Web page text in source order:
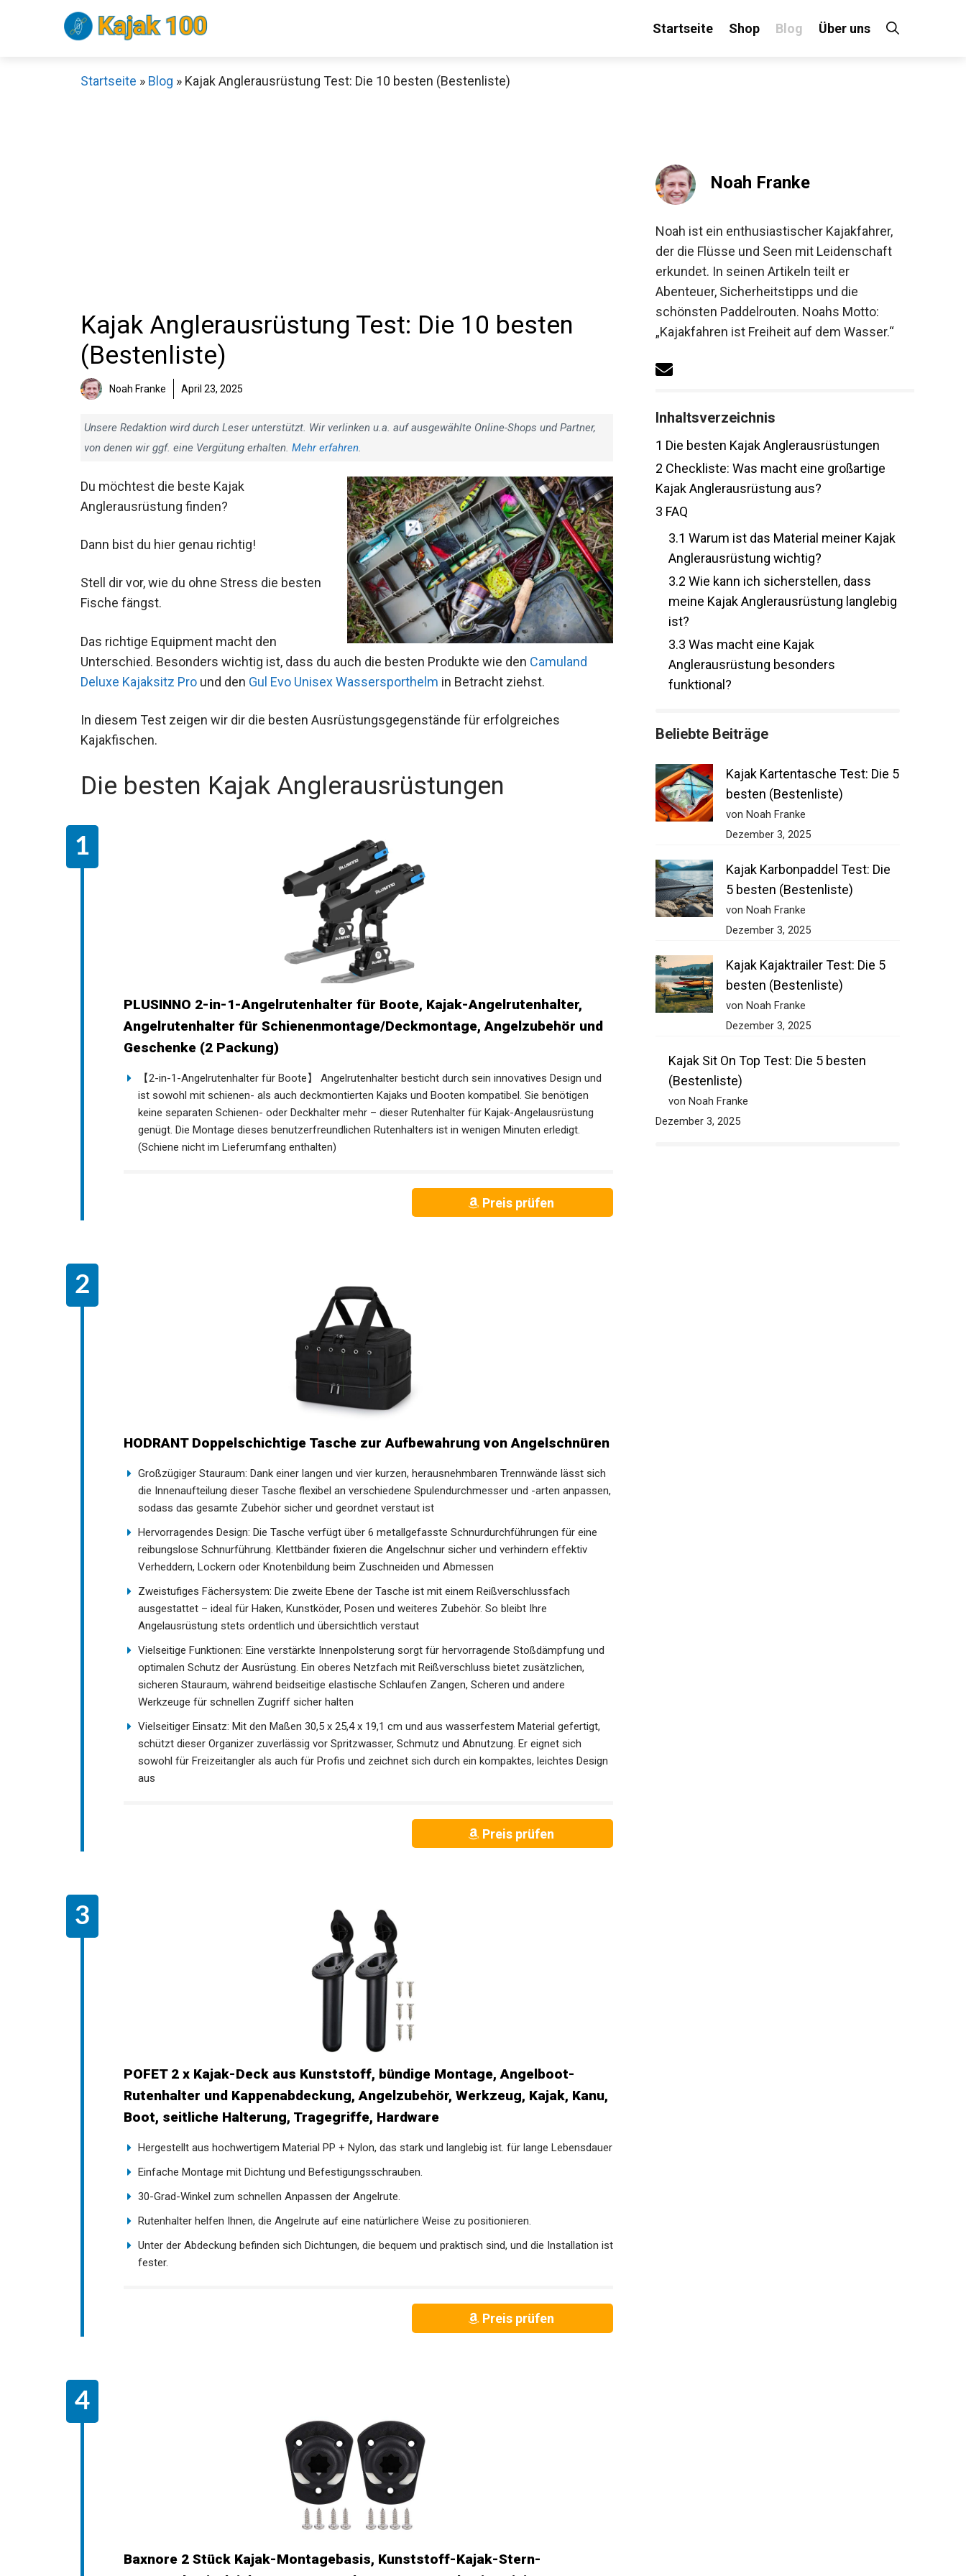
Startseite Shop Blog Über uns
Startseite » Blog » Kajak Anglerausrüstung Test: Die 10 besten (Bestenliste)
Kajak Anglerausrüstung Test: Die 10 besten
(Bestenliste)
Noah Franke April 23, 2025
Unsere Redaktion wird durch Leser unterstützt. Wir verlinken u.a. auf ausgewählte Online-Shops und Partner,
von denen wir ggf. eine Vergütung erhalten. Mehr erfahren.
Du möchtest die beste Kajak
Anglerausrüstung finden?
Dann bist du hier genau richtig!
Stell dir vor, wie du ohne Stress die besten
Fische fängst.
Das richtige Equipment macht den
Unterschied. Besonders wichtig ist, dass du auch die besten Produkte wie den Camuland
Deluxe Kajaksitz Pro und den Gul Evo Unisex Wassersporthelm in Betracht ziehst.
In diesem Test zeigen wir dir die besten Ausrüstungsgegenstände für erfolgreiches
Kajakfischen.
Die besten Kajak Anglerausrüstungen
PLUSINNO 2-in-1-Angelrutenhalter für Boote, Kajak-Angelrutenhalter,
Angelrutenhalter für Schienenmontage/Deckmontage, Angelzubehör und
Geschenke (2 Packung)
【2-in-1-Angelrutenhalter für Boote】 Angelrutenhalter besticht durch sein innovatives Design und
ist sowohl mit schienen- als auch deckmontierten Kajaks und Booten kompatibel. Sie benötigen
keine separaten Schienen- oder Deckhalter mehr – dieser Rutenhalter für Kajak-Angelausrüstung
genügt. Die Montage dieses benutzerfreundlichen Rutenhalters ist in wenigen Minuten erledigt.
(Schiene nicht im Lieferumfang enthalten)
Preis prüfen
HODRANT Doppelschichtige Tasche zur Aufbewahrung von
Großzügiger Stauraum: Dank einer langen und vier kurzen, herausnehmbaren Trennwände lässt
sich die Innenaufteilung dieser Tasche flexibel an verschiedene Spulendurchmesser und -arten
anpassen, sodass das gesamte Zubehör sicher und geordnet verstaut ist
Hervorragendes Design: Die Tasche verfügt über 6 metallgefasste Schnurdurchführungen für eine
reibungslose Schnurführung. Klettbänder fixieren die Angelschnur sicher und verhindern effektiv
Verheddern, Lockern oder Knotenbildung beim Zuschneiden und Abmessen
Zweistufiges Fächersystem: Die zweite Ebene der Tasche ist mit einem Reißverschlussfach
ausgestattet – ideal für Haken, Kunstköder, Posen und weiteres Zubehör. So bleibt Ihre
Angelausrüstung stets ordentlich und übersichtlich verstaut
Vielseitige Funktionen: Eine verstärkte Innenpolsterung sorgt für hervorragende Stoßdämpfung und
optimalen Schutz der Ausrüstung. Ein oberes Netzfach mit Reißverschluss bietet zusätzlichen,
sicheren Stauraum, während beidseitige elastische Schlaufen Zangen, Scheren und andere
Werkzeuge für schnellen Zugriff sicher halten
Vielseitiger Einsatz: Mit den Maßen 30,5 x 25,4 x 19,1 cm und aus wasserfestem Material gefertigt,
schützt dieser Organizer zuverlässig vor Spritzwasser, Schmutz und Abnutzung. Er eignet sich
sowohl für Freizeitangler als auch für Profis und zeichnet sich durch ein kompaktes, leichtes
POFET 2 x Kajak-Deck aus Kunststoff, bündige Montage, Angelboot-
Rutenhalter und Kappenabdeckung, Angelzubehör, Werkzeug, Kajak,
Hergestellt aus hochwertigem Material PP + Nylon, das stark und langlebig ist. für lange
Rutenhalter helfen Ihnen, die Angelrute auf eine natürlichere Weise zu positionieren.
Noah Franke
Noah ist ein enthusiastischer Kajakfahrer,
der die Flüsse und Seen mit Leidenschaft
erkundet. In seinen Artikeln teilt er
Abenteuer, Sicherheitstipps und die
schönsten Paddelrouten. Noahs Motto:
„Kajakfahren ist Freiheit auf dem Wasser.“
Inhaltsverzeichnis
Die besten Kajak Anglerausrüstungen
Checkliste: Was macht eine großartige
Kajak Anglerausrüstung aus?
FAQ
3.1Warum ist das Material meiner Kajak
Anglerausrüstung wichtig?
3.2Wie kann ich sicherstellen, dass
meine Kajak Anglerausrüstung
langlebig ist?
3.3Was macht eine Kajak
Anglerausrüstung besonders
funktional?
Beliebte Beiträge
Kajak Kartentasche Test: Die
5 besten (Bestenliste)
von Noah Franke
Dezember 3, 2025
Kajak Karbonpaddel Test: Die
5 besten (Bestenliste)
von Noah Franke
Dezember 3, 2025
Kajak Kajaktrailer Test: Die 5
besten (Bestenliste)
von Noah Franke
Dezember 3, 2025
Kajak Sit On Top Test: Die 5 besten
(Bestenliste)
von Noah Franke
Dezember 3, 2025
Schaue dir jetzt die meistverkauften Produkte im Sale bei Decathlon an!